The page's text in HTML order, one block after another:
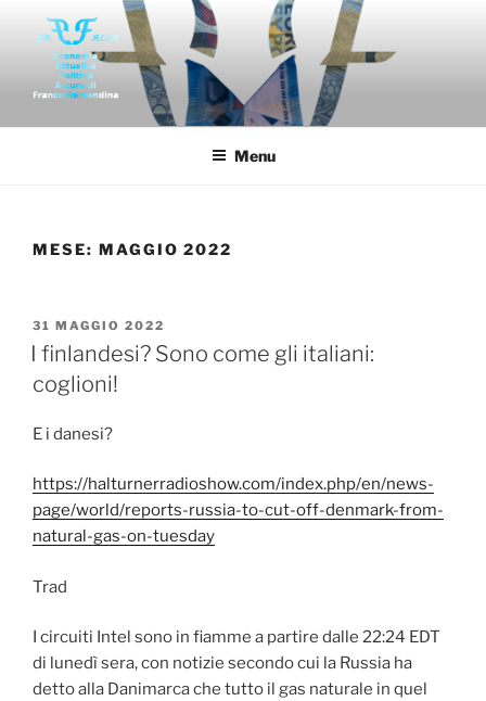
contenuto
FAR-FALLA
Economia politica attualità di franco remondina
Menu
MESE: MAGGIO 2022
PUBBLICATO
IL
31 MAGGIO 2022
I finlandesi? Sono come gli italiani:
coglioni!
E i danesi?
https://halturnerradioshow.com/index.php/en/news-
page/world/reports-russia-to-cut-off-denmark-from-
natural-gas-on-tuesday
Trad
I circuiti Intel sono in fiamme a partire dalle 22:24 EDT
di lunedì sera, con notizie secondo cui la Russia ha
detto alla Danimarca che tutto il gas naturale in quel